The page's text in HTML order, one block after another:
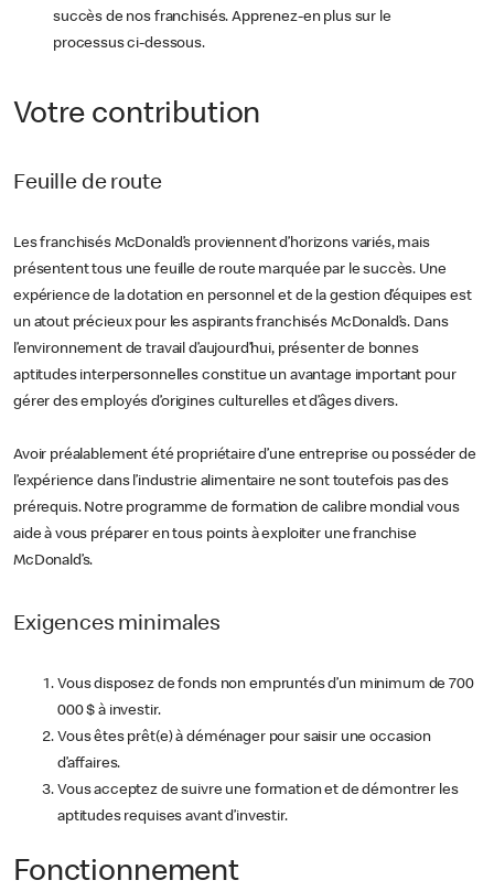
succès de nos franchisés. Apprenez-en plus sur le
processus ci-dessous.
Votre contribution
Feuille de route
Les franchisés McDonald’s proviennent d’horizons variés, mais
présentent tous une feuille de route marquée par le succès. Une
expérience de la dotation en personnel et de la gestion d’équipes est
un atout précieux pour les aspirants franchisés McDonald’s. Dans
l’environnement de travail d’aujourd’hui, présenter de bonnes
aptitudes interpersonnelles constitue un avantage important pour
gérer des employés d’origines culturelles et d’âges divers.
Avoir préalablement été propriétaire d’une entreprise ou posséder de
l’expérience dans l’industrie alimentaire ne sont toutefois pas des
prérequis. Notre programme de formation de calibre mondial vous
aide à vous préparer en tous points à exploiter une franchise
McDonald’s.
Exigences minimales
Vous disposez de fonds non empruntés d’un minimum de 700
000 $ à investir.
Vous êtes prêt(e) à déménager pour saisir une occasion
d’affaires.
Vous acceptez de suivre une formation et de démontrer les
aptitudes requises avant d’investir.
Fonctionnement